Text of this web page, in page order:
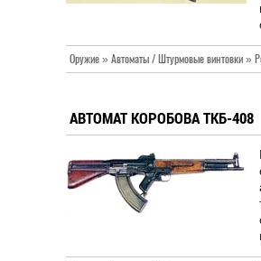
Оружие » Автоматы / Штурмовые винтовки »
АВТОМАТ КОРОБОВА ТКБ-408